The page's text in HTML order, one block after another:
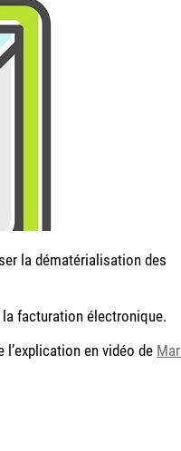
la dématérialisation des
la facturation électronique.
l’explication en vidéo de